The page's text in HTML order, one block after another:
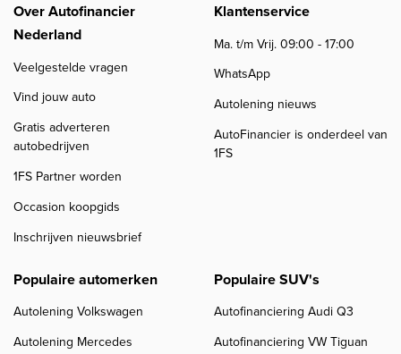
Over Autofinancier
Nederland
Veelgestelde vragen
Vind jouw auto
Gratis adverteren
autobedrijven
1FS Partner worden
Occasion koopgids
Inschrijven nieuwsbrief
Klantenservice
Ma. t/m Vrij. 09:00 - 17:00
WhatsApp
Autolening nieuws
AutoFinancier is onderdeel van
1FS
Populaire automerken
Autolening Volkswagen
Autolening Mercedes
Populaire SUV's
Autofinanciering Audi Q3
Autofinanciering VW Tiguan